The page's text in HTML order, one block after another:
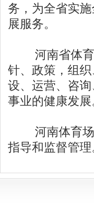
务，为全省实
展服务。
河南省体育
针、政策，组
设、运营、咨
事业的健康发展
河南体育场
指导和监督管理